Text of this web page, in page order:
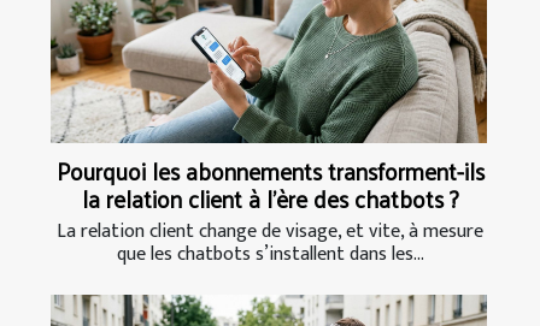
Pourquoi les abonnements transforment-ils
la relation client à l’ère des chatbots ?
La relation client change de visage, et vite, à mesure
que les chatbots s’installent dans les...